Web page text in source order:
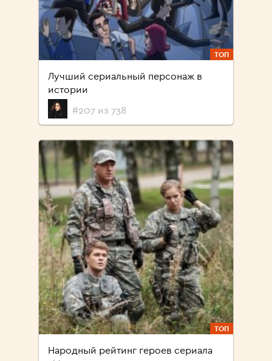
ТОП
Лучший сериальный персонаж в
истории
#207 из 738
ТОП
Народный рейтинг героев сериала